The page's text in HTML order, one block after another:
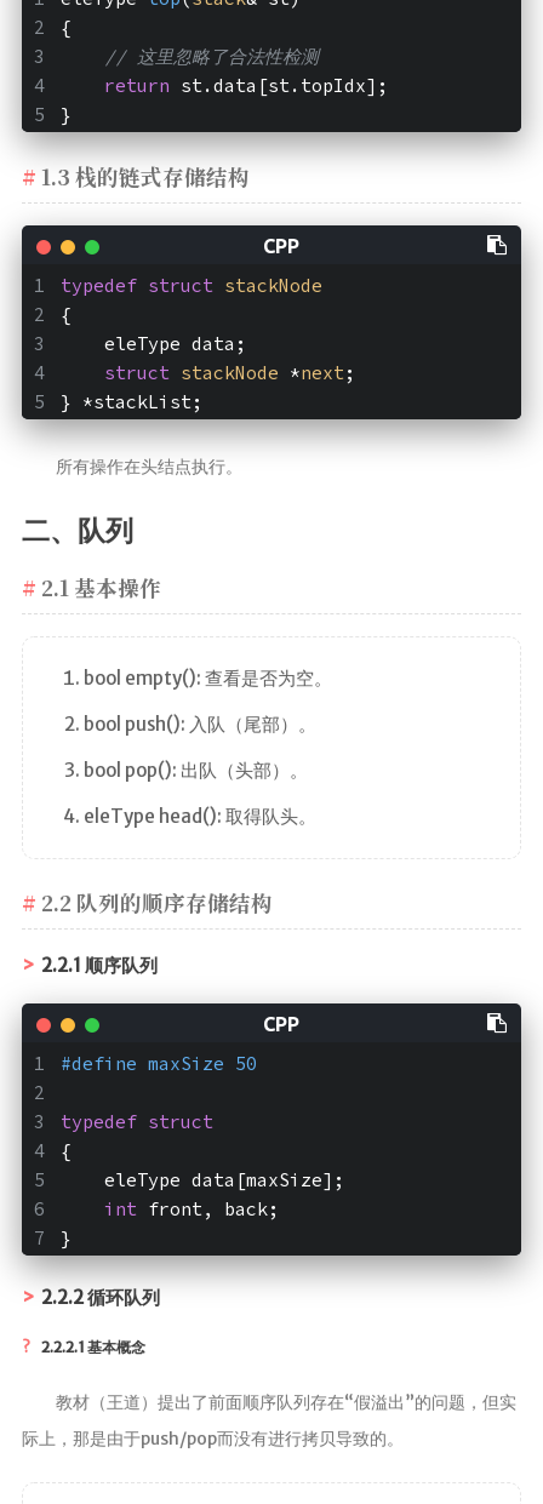
{
// 这里忽略了合法性检测
return st.data[st.topIdx];
}
1.3 栈的链式存储结构
typedef struct stackNode
{
    eleType data;
struct stackNode *next ;
} *stackList;
所有操作在头结点执行。
二、队列
2.1 基本操作
bool empty(): 查看是否为空。
bool push(): 入队（尾部）。
bool pop(): 出队（头部）。
eleType head(): 取得队头。
2.2 队列的顺序存储结构
2.2.1 顺序队列
#define maxSize 50
typedef struct
{
    eleType data[maxSize];
int front, back;
}
2.2.2 循环队列
2.2.2.1 基本概念
教材（王道）提出了前面顺序队列存在“假溢出”的问题，但实
际上，那是由于push/pop而没有进行拷贝导致的。